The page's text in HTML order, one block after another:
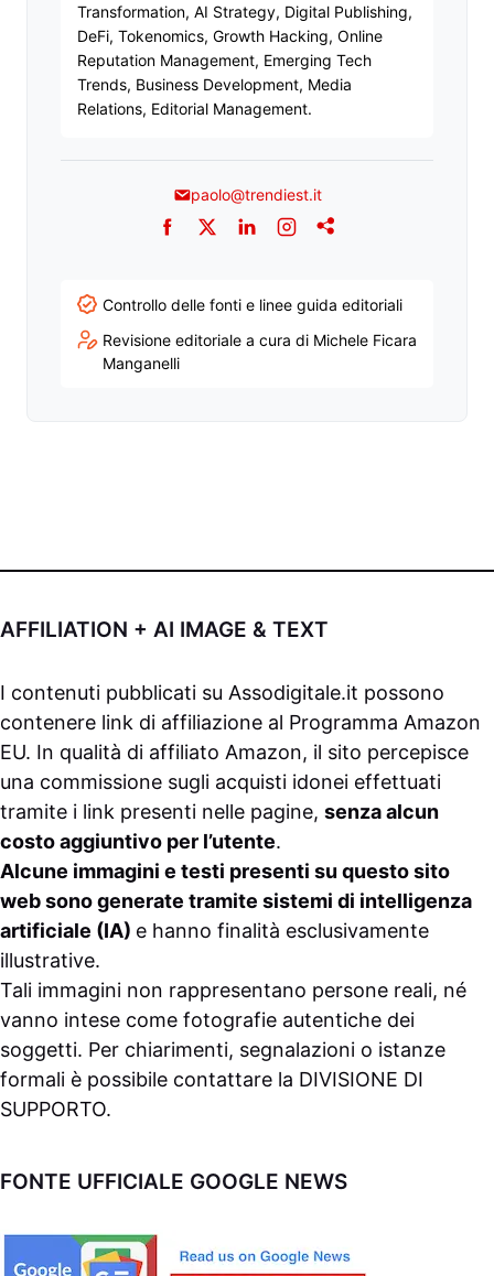
Transformation, AI Strategy, Digital Publishing,
DeFi, Tokenomics, Growth Hacking, Online
Reputation Management, Emerging Tech
Trends, Business Development, Media
Relations, Editorial Management.
paolo@trendiest.it
Facebook
TwitterLinkedInInstagram
Addthis
Controllo delle fonti e linee guida editoriali
Revisione editoriale a cura di Michele Ficara
Manganelli
AFFILIATION + AI IMAGE & TEXT
I contenuti pubblicati su Assodigitale.it possono
contenere link di affiliazione al Programma Amazon
EU. In qualità di affiliato Amazon, il sito percepisce
una commissione sugli acquisti idonei effettuati
tramite i link presenti nelle pagine, senza alcun
costo aggiuntivo per l’utente.
Alcune immagini e testi presenti su questo sito
web sono generate tramite sistemi di intelligenza
artificiale (IA) e hanno finalità esclusivamente
illustrative.
Tali immagini non rappresentano persone reali, né
vanno intese come fotografie autentiche dei
soggetti. Per chiarimenti, segnalazioni o istanze
formali è possibile contattare la DIVISIONE DI
SUPPORTO.
FONTE UFFICIALE GOOGLE NEWS